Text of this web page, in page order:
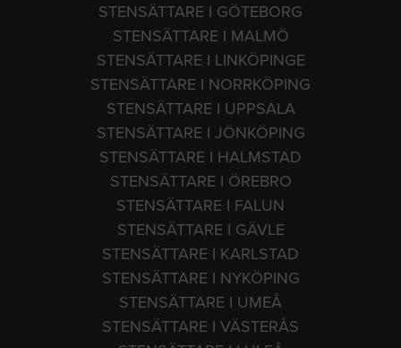
STENSÄTTARE I GÖTEBORG
STENSÄTTARE I MALMÖ
STENSÄTTARE I LINKÖPINGE
STENSÄTTARE I NORRKÖPING
STENSÄTTARE I UPPSALA
STENSÄTTARE I JÖNKÖPING
STENSÄTTARE I HALMSTAD
STENSÄTTARE I ÖREBRO
STENSÄTTARE I FALUN
STENSÄTTARE I GÄVLE
STENSÄTTARE I KARLSTAD
STENSÄTTARE I NYKÖPING
STENSÄTTARE I UMEÅ
STENSÄTTARE I VÄSTERÅS